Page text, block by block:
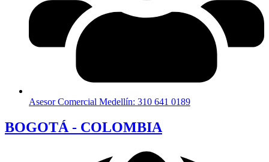
Asesor Comercial Medellín: 310 641 0189
BOGOTÁ - COLOMBIA